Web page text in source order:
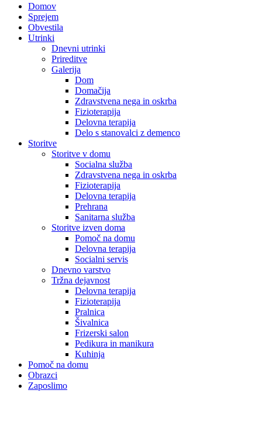
Domov
Sprejem
Obvestila
Utrinki
Dnevni utrinki
Prireditve
Galerija
Dom
Domačija
Zdravstvena nega in oskrba
Fizioterapija
Delovna terapija
Delo s stanovalci z demenco
Storitve
Storitve v domu
Socialna služba
Zdravstvena nega in oskrba
Fizioterapija
Delovna terapija
Prehrana
Sanitarna služba
Storitve izven doma
Pomoč na domu
Delovna terapija
Socialni servis
Dnevno varstvo
Tržna dejavnost
Delovna terapija
Fizioterapija
Pralnica
Šivalnica
Frizerski salon
Pedikura in manikura
Kuhinja
Pomoč na domu
Obrazci
Zaposlimo